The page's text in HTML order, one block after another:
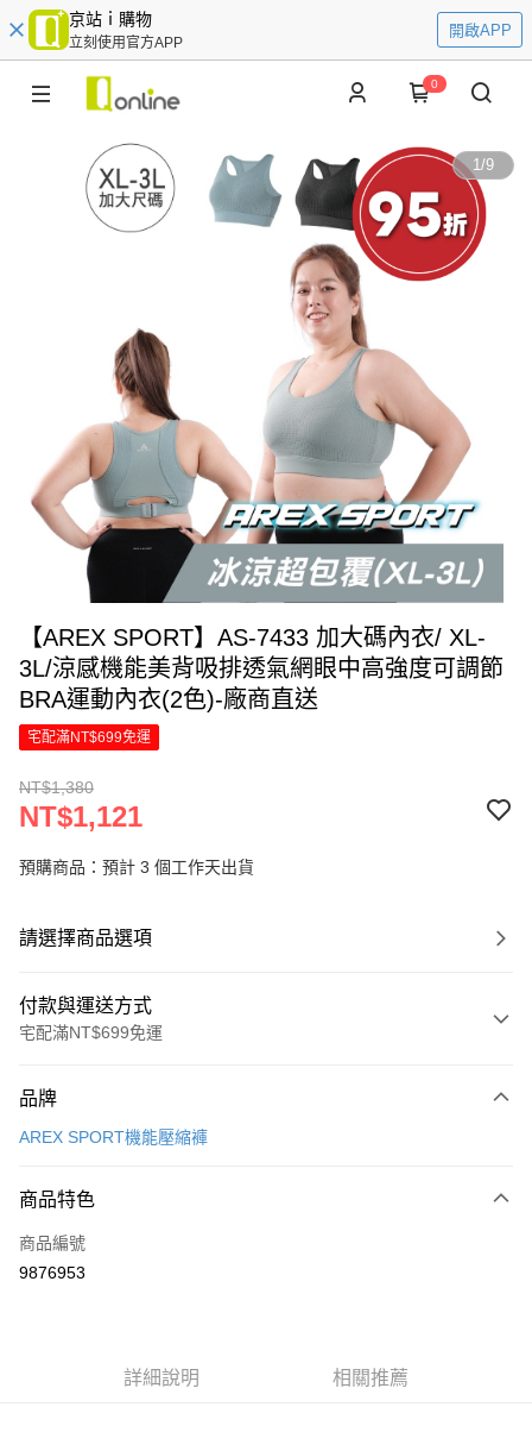
京站ｉ購物
立刻使用官方APP
開啟APP
0
1/9
【AREX SPORT】AS-7433 加大碼內衣/ XL-
3L/涼感機能美背吸排透氣網眼中高強度可調節
BRA運動內衣(2色)-廠商直送
宅配滿NT$699免運
NT$1,380
NT$1,121
預購商品：預計 3 個工作天出貨
請選擇商品選項
付款與運送方式
宅配滿NT$699免運
信用卡一次付款
Apple Pay
街口支付
品牌
AREX SPORT機能壓縮褲
商品特色
商品編號
9876953
詳細說明 相關推薦